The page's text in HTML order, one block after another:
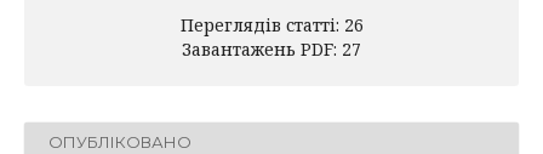
Переглядів статті: 26
Завантажень PDF: 27
ОПУБЛІКОВАНО